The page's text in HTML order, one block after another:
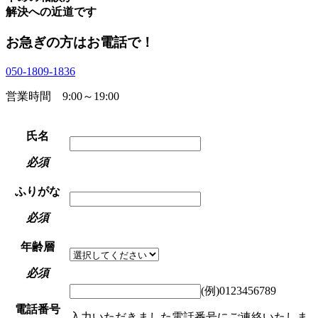
解決への近道です
お急ぎの方はお電話で！
050-1809-1836
営業時間 9:00～19:00
氏名
必須
ふりがな
必須
年齢層
必須
電話番号
(例)0123456789